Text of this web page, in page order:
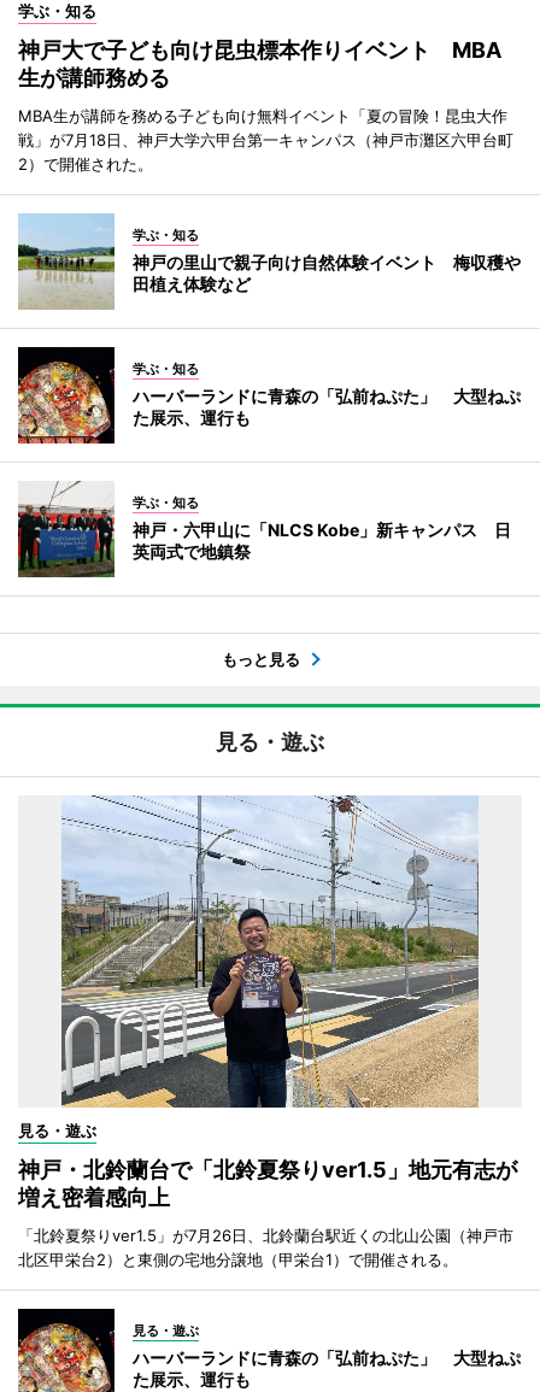
学ぶ・知る
神戸大で子ども向け昆虫標本作りイベント MBA
生が講師務める
MBA生が講師を務める子ども向け無料イベント「夏の冒険！昆虫大作
戦」が7月18日、神戸大学六甲台第一キャンパス（神戸市灘区六甲台町
2）で開催された。
学ぶ・知る
神戸の里山で親子向け自然体験イベント 梅収穫や
田植え体験など
学ぶ・知る
ハーバーランドに青森の「弘前ねぷた」 大型ねぷ
た展示、運行も
学ぶ・知る
神戸・六甲山に「NLCS Kobe」新キャンパス 日
英両式で地鎮祭
もっと見る
見る・遊ぶ
見る・遊ぶ
神戸・北鈴蘭台で「北鈴夏祭りver1.5」地元有志が
増え密着感向上
「北鈴夏祭りver1.5」が7月26日、北鈴蘭台駅近くの北山公園（神戸市
北区甲栄台2）と東側の宅地分譲地（甲栄台1）で開催される。
見る・遊ぶ
ハーバーランドに青森の「弘前ねぷた」 大型ねぷ
た展示、運行も